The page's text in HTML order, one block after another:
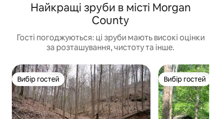
Найкращі зруби в місті Morgan
County
Гості погоджуються: ці зруби мають високі оцінки
за розташування, чистоту та інше.
Вибір гостей
Вибір гостей Вибір гостей
Вибір гостей